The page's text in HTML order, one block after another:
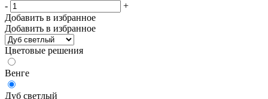
-
+
Добавить в избранное
Добавить в избранное
Цветовые решения
Венге
Дуб светлый